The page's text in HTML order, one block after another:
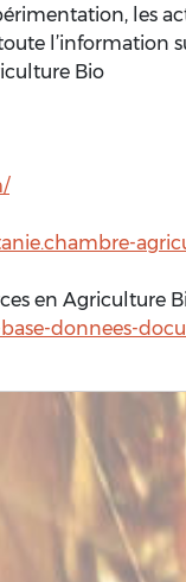
les
l’information
Bio
en Agriculture
donnees-